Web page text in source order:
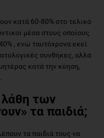
κατά 60-80% στο τελικό
μέσα στους οποίους
, ενώ ταυτόχρονα εκεί
συνθήκες, αλλά
κατά την κύηση,
λάθη των
τα παιδιά;
τα παιδιά τους να